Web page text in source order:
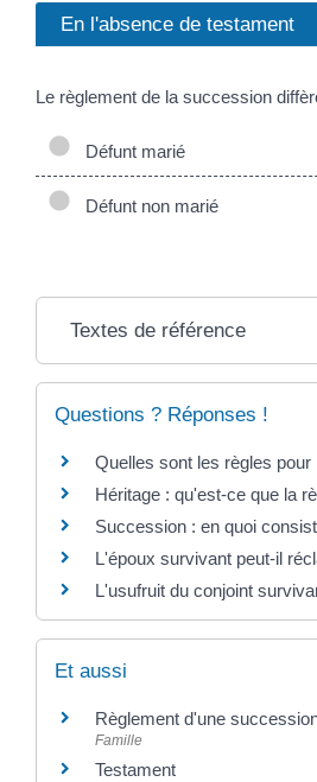
En l'absence de testament
Le règlement de la succession
Défunt marié
Défunt non marié
Textes de référence
Questions ? Réponses !
Quelles sont les règles pour
Héritage : qu'est-ce que la
Succession : en quoi
L'époux survivant peut-il
L'usufruit du conjoint
Et aussi
Règlement d'une
Famille
Testament